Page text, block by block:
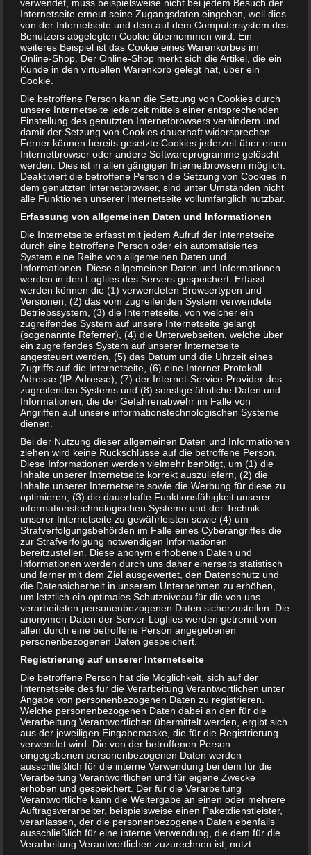
Wir sind immer für Dich da! von
Harriet Grundmann
seine Eltern nur sehr viel. Und irgendwann, nachdem das
Streiten nicht mehr aufhört, trennen sie sich. Dies löst
große Sorgen und Ängste in ihm aus. Für Ole beginnt nun
eine besonders schwierige Lebensphase. Er lebt bei seiner
Mutter und er darf seinen Vater jedes zweite Wochenende
besuchen. Aber er fängt an, auch die positiven Dinge an
der Situation zu sehen und wird sich einer ganz wichtigen
Sache bewusst: Seine Eltern werden ihn immer lieben –
und das wird sich niemals ändern.
Dieses Trennungsbuch für Kinder ist für Kinder ab 3 bis 6
Jahre geeignet. Das gebundene Buch kostet 15,00 Euro.
In dieser Geschichte sind abermals die Rollen ganz klar
verteilt. Der Vater zieht aus und sieht sein Kind nur jedes
zweite Wochenende. Die Geschichte muss natürlich auf die
jeweilige Trennungssituation des Kindes passen.
Ansonsten wird eine Identifikation schwierig. Die
Geschichte selbst ist sehr anschaulich und kindgerecht
geschrieben. Bereits 3-Jährigen dürften die Handlung
verstehen und dieses Trennungsbuch für Kinder zur
Verarbeitung gut nutzen können. Sofern die
Lebenssituation passt, kann dieses Buch ohne Bedenken
empfohlen werden.
Jetzt kaufen
Fips versteht die Welt nicht mehr von
Jeanette Randerath
verwendet, muss beispielsweise nicht bei jedem Besuch der
Internetseite erneut seine Zugangsdaten eingeben, weil dies
von der Internetseite und dem auf dem Computersystem des
Benutzers abgelegten Cookie übernommen wird. Ein
weiteres Beispiel ist das Cookie eines Warenkorbes im
Online-Shop. Der Online-Shop merkt sich die Artikel, die ein
Kunde in den virtuellen Warenkorb gelegt hat, über ein
Cookie.
Die betroffene Person kann die Setzung von Cookies durch
unsere Internetseite jederzeit mittels einer entsprechenden
Einstellung des genutzten Internetbrowsers verhindern und
damit der Setzung von Cookies dauerhaft widersprechen.
Ferner können bereits gesetzte Cookies jederzeit über einen
Internetbrowser oder andere Softwareprogramme gelöscht
werden. Dies ist in allen gängigen Internetbrowsern möglich.
Deaktiviert die betroffene Person die Setzung von Cookies in
dem genutzten Internetbrowser, sind unter Umständen nicht
alle Funktionen unserer Internetseite vollumfänglich nutzbar.
Erfassung von allgemeinen Daten und Informationen
Die Internetseite erfasst mit jedem Aufruf der Internetseite
durch eine betroffene Person oder ein automatisiertes
System eine Reihe von allgemeinen Daten und
Informationen. Diese allgemeinen Daten und Informationen
werden in den Logfiles des Servers gespeichert. Erfasst
werden können die (1) verwendeten Browsertypen und
Versionen, (2) das vom zugreifenden System verwendete
Betriebssystem, (3) die Internetseite, von welcher ein
zugreifendes System auf unsere Internetseite gelangt
(sogenannte Referrer), (4) die Unterwebseiten, welche über
ein zugreifendes System auf unserer Internetseite
angesteuert werden, (5) das Datum und die Uhrzeit eines
Zugriffs auf die Internetseite, (6) eine Internet-Protokoll-
Adresse (IP-Adresse), (7) der Internet-Service-Provider des
zugreifenden Systems und (8) sonstige ähnliche Daten und
Informationen, die der Gefahrenabwehr im Falle von
Angriffen auf unsere informationstechnologischen Systeme
dienen.
Bei der Nutzung dieser allgemeinen Daten und Informationen
ziehen wird keine Rückschlüsse auf die betroffene Person.
Diese Informationen werden vielmehr benötigt, um (1) die
Inhalte unserer Internetseite korrekt auszuliefern, (2) die
Inhalte unserer Internetseite sowie die Werbung für diese zu
optimieren, (3) die dauerhafte Funktionsfähigkeit unserer
informationstechnologischen Systeme und der Technik
unserer Internetseite zu gewährleisten sowie (4) um
Strafverfolgungsbehörden im Falle eines Cyberangriffes die
zur Strafverfolgung notwendigen Informationen
bereitzustellen. Diese anonym erhobenen Daten und
Informationen werden durch uns daher einerseits statistisch
und ferner mit dem Ziel ausgewertet, den Datenschutz und
die Datensicherheit in unserem Unternehmen zu erhöhen,
um letztlich ein optimales Schutzniveau für die von uns
verarbeiteten personenbezogenen Daten sicherzustellen. Die
anonymen Daten der Server-Logfiles werden getrennt von
allen durch eine betroffene Person angegebenen
personenbezogenen Daten gespeichert.
Registrierung auf unserer Internetseite
Die betroffene Person hat die Möglichkeit, sich auf der
Internetseite des für die Verarbeitung Verantwortlichen unter
Angabe von personenbezogenen Daten zu registrieren.
Welche personenbezogenen Daten dabei an den für die
Verarbeitung Verantwortlichen übermittelt werden, ergibt sich
aus der jeweiligen Eingabemaske, die für die Registrierung
verwendet wird. Die von der betroffenen Person
eingegebenen personenbezogenen Daten werden
ausschließlich für die interne Verwendung bei dem für die
Verarbeitung Verantwortlichen und für eigene Zwecke
erhoben und gespeichert. Der für die Verarbeitung
Verantwortliche kann die Weitergabe an einen oder mehrere
Auftragsverarbeiter, beispielsweise einen Paketdienstleister,
veranlassen, der die personenbezogenen Daten ebenfalls
ausschließlich für eine interne Verwendung, die dem für die
Verarbeitung Verantwortlichen zuzurechnen ist, nutzt.